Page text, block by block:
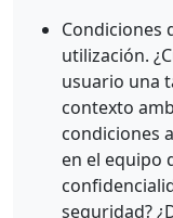
Condiciones
utilización.
usuario una
contexto
condiciones
en el equipo
seguridad?